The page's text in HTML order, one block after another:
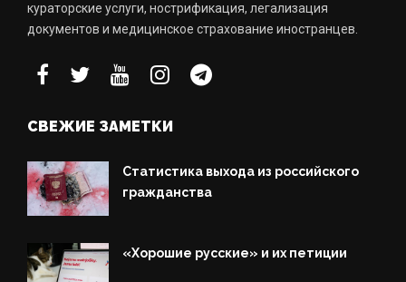
кураторские услуги, нострификация, легализация
документов и медицинское страхование иностранцев.
СВЕЖИЕ ЗАМЕТКИ
Статистика выхода из российского
гражданства
«Хорошие русские» и их петиции